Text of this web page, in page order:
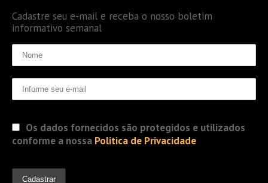
Cadastre seu e-mail e receba o nosso boletim
informativo semanal
Os dados fornecidos são protegidos e utilizados
conforme a nossa Politica de Privacidade